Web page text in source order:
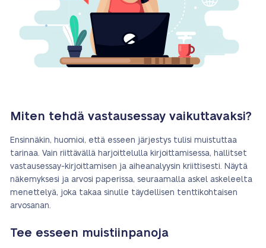
Miten tehdä vastausessay vaikuttavaksi?
Ensinnäkin, huomioi, että esseen järjestys tulisi muistuttaa
tarinaa. Vain riittävällä harjoittelulla kirjoittamisessa, hallitset
vastausessay-kirjoittamisen ja aiheanalyysin kriittisesti. Näytä
näkemyksesi ja arvosi paperissa, seuraamalla askel askeleelta
menettelyä, joka takaa sinulle täydellisen tenttikohtaisen
arvosanan.
Tee esseen muistiinpanoja